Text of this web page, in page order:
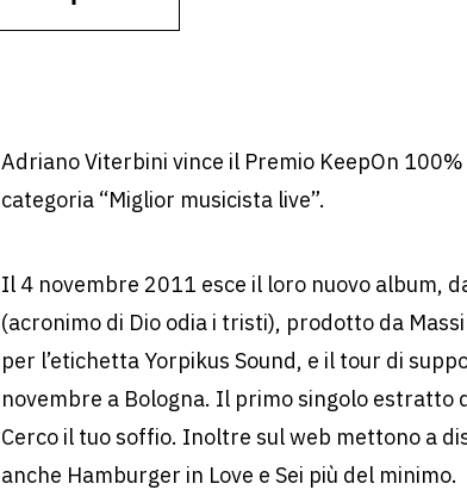
Adriano Viterbini vince il Premio KeepOn
categoria “Miglior musicista live”.
Il 4 novembre 2011 esce il loro nuovo album,
(acronimo di Dio odia i tristi), prodotto da
per l’etichetta Yorpikus Sound, e il tour di
novembre a Bologna. Il primo singolo estratto
Cerco il tuo soffio. Inoltre sul web mettono a
anche Hamburger in Love e Sei più del minimo.